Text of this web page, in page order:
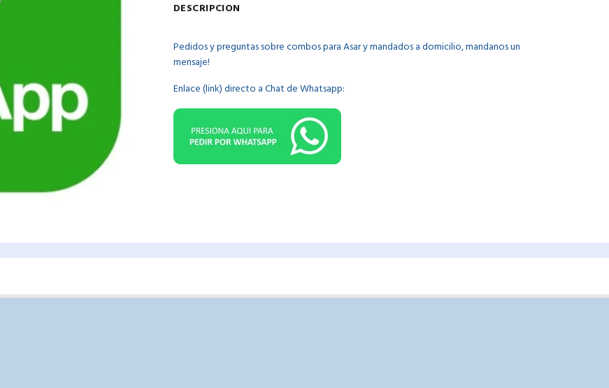
DESCRIPCION
Pedidos y preguntas sobre combos para Asar y mandados a domicilio, mandanos un
mensaje!
Enlace (link) directo a Chat de Whatsapp: